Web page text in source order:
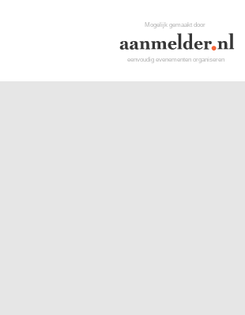
Mogelijk gemaakt door
eenvoudig evenementen organiseren